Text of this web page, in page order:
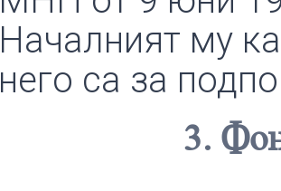
Началният му
него са за
3.